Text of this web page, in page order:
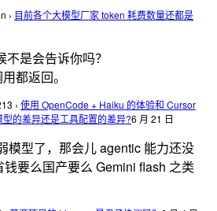
› 目前各个大模型厂家 token 耗费数量还都是
是会告诉你吗？
都返回。
› 使用 OpenCode + Haiku 的体验和 Cursor
的差异还是工具配置的差异?6 月 21 日
模型了，那会儿 agentic 能力还没
要么国产要么 Gemini flash 之类